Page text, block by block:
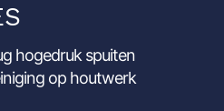
hogedruk spuiten
op houtwerk